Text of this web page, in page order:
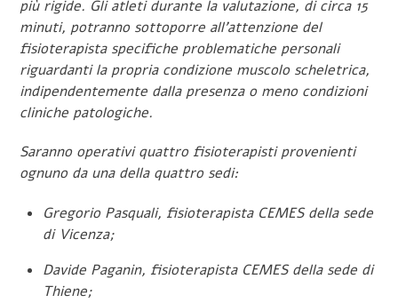
più rigide. Gli atleti durante la valutazione, di circa 15
minuti, potranno sottoporre all’attenzione del
fisioterapista specifiche problematiche personali
riguardanti la propria condizione muscolo scheletrica,
indipendentemente dalla presenza o meno condizioni
cliniche patologiche.
Saranno operativi quattro fisioterapisti provenienti
ognuno da una della quattro sedi:
Gregorio Pasquali, fisioterapista CEMES della sede
di Vicenza;
Davide Paganin, fisioterapista CEMES della sede di
Thiene;